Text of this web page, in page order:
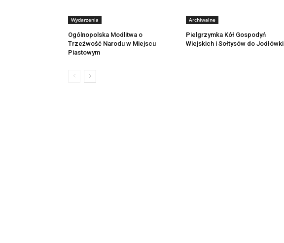
Wydarzenia
Ogólnopolska Modlitwa o
Trzeźwość Narodu w Miejscu
Piastowym
Archiwalne
Pielgrzymka Kół Gospodyń
Wiejskich i Sołtysów do Jodłówki